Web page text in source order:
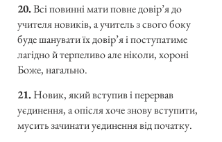
20.Всі повинні мати повне довір’я до
учителя новиків, а учитель з свого боку
буде шанувати їх довір’я і поступатиме
лагідно й терпеливо але ніколи, хороні
Боже, нагально.
21.Новик, який вступив і перервав
уєдинення, а опісля хоче знову вступити,
мусить зачинати уєдинення від початку.